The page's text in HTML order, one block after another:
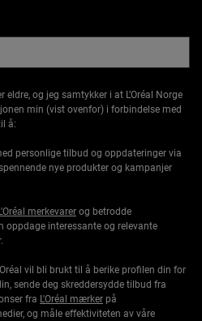
og jeg samtykker i at L’Oréal Norge
min (vist ovenfor) i forbindelse med
å:
personlige tilbud og oppdateringer via
nye produkter og kampanjer
L'Oréal merkevarer og betrodde
oppdage interessante og relevante
vil bli brukt til å berike profilen din for
sende deg skreddersydde tilbud fra
fra L'Oréal mærker på
og måle effektiviteten av våre